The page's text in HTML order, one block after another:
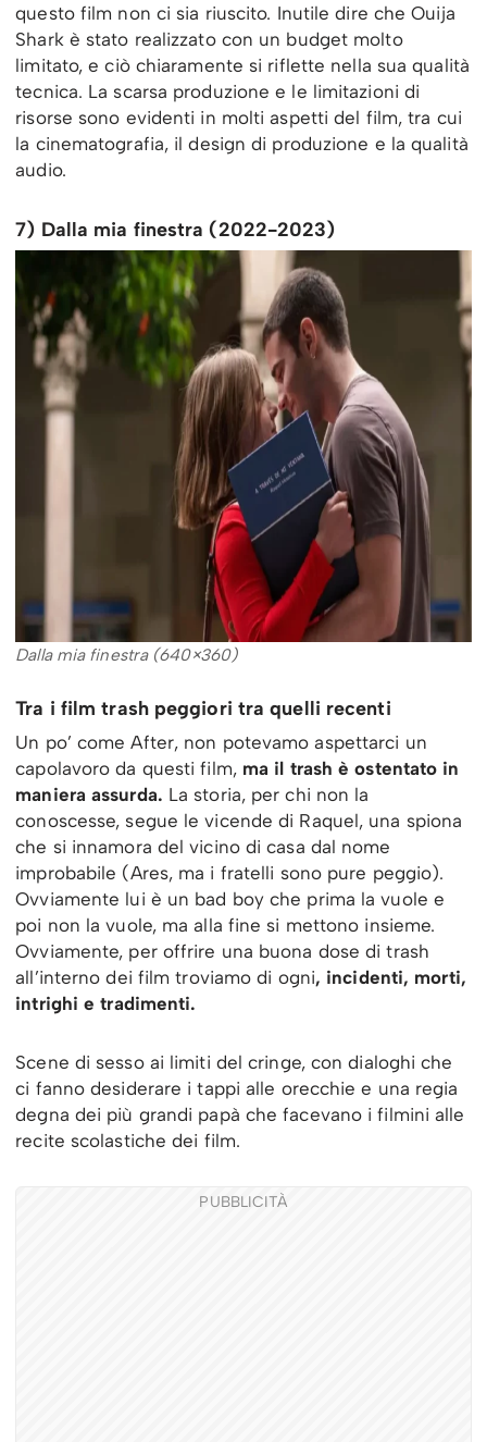
questo film non ci sia riuscito. Inutile dire che Ouija
Shark è stato realizzato con un budget molto
limitato, e ciò chiaramente si riflette nella sua qualità
tecnica. La scarsa produzione e le limitazioni di
risorse sono evidenti in molti aspetti del film, tra cui
la cinematografia, il design di produzione e la qualità
audio.
7) Dalla mia finestra (2022-2023)
Dalla mia finestra (640×360)
Tra i film trash peggiori tra quelli recenti
Un po’ come After, non potevamo aspettarci un
capolavoro da questi film,ma il trash è ostentato in
maniera assurda. La storia, per chi non la
conoscesse, segue le vicende di Raquel, una spiona
che si innamora del vicino di casa dal nome
improbabile (Ares, ma i fratelli sono pure peggio).
Ovviamente lui è un bad boy che prima la vuole e
poi non la vuole, ma alla fine si mettono insieme.
Ovviamente, per offrire una buona dose di trash
all’interno dei film troviamo di ogni, incidenti, morti,
intrighi e tradimenti.
Scene di sesso ai limiti del cringe, con dialoghi che
ci fanno desiderare i tappi alle orecchie e una regia
degna dei più grandi papà che facevano i filmini alle
recite scolastiche dei film.
PUBBLICITÀ